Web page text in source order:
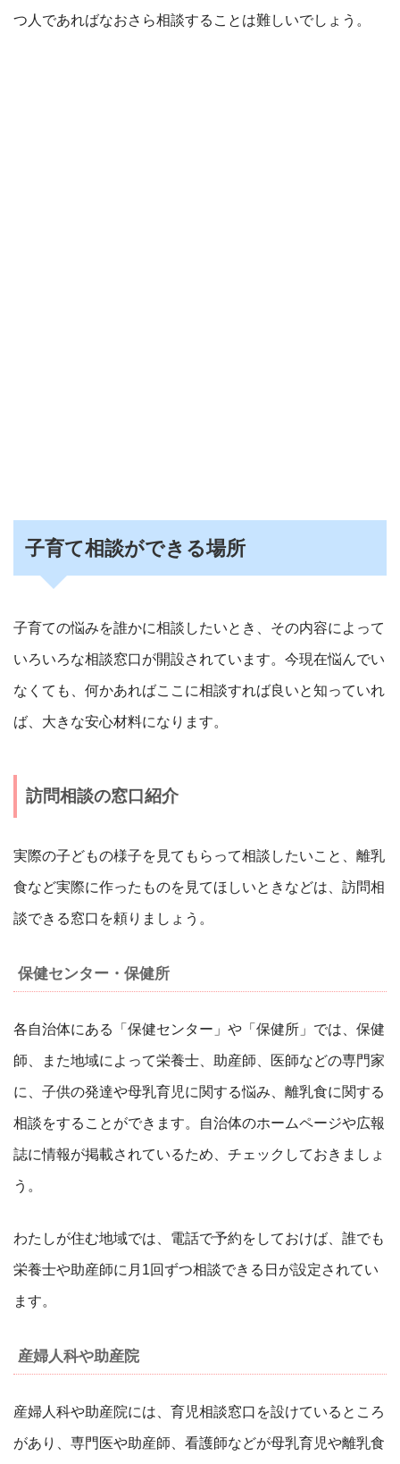
つ人であればなおさら相談することは難しいでしょう。
子育て相談ができる場所
子育ての悩みを誰かに相談したいとき、その内容によって
いろいろな相談窓口が開設されています。今現在悩んでい
なくても、何かあればここに相談すれば良いと知っていれ
ば、大きな安心材料になります。
訪問相談の窓口紹介
実際の子どもの様子を見てもらって相談したいこと、離乳
食など実際に作ったものを見てほしいときなどは、訪問相
談できる窓口を頼りましょう。
保健センター・保健所
各自治体にある「保健センター」や「保健所」では、保健
師、また地域によって栄養士、助産師、医師などの専門家
に、子供の発達や母乳育児に関する悩み、離乳食に関する
相談をすることができます。自治体のホームページや広報
誌に情報が掲載されているため、チェックしておきましょ
う。
わたしが住む地域では、電話で予約をしておけば、誰でも
栄養士や助産師に月1回ずつ相談できる日が設定されてい
ます。
産婦人科や助産院
産婦人科や助産院には、育児相談窓口を設けているところ
があり、専門医や助産師、看護師などが母乳育児や離乳食